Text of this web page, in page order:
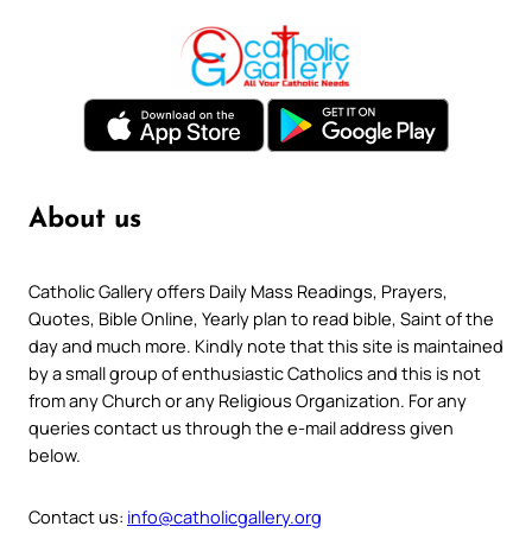
About us
Catholic Gallery offers Daily Mass Readings, Prayers,
Quotes, Bible Online, Yearly plan to read bible, Saint of the
day and much more. Kindly note that this site is maintained
by a small group of enthusiastic Catholics and this is not
from any Church or any Religious Organization. For any
queries contact us through the e-mail address given
below.
Contact us: info@catholicgallery.org